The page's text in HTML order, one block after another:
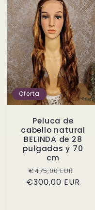
Oferta
Peluca de
cabello natural
BELINDA de 28
pulgadas y 70
cm
Precio
habitual
€475,00 EURPrecio
de
€300,00 EUR